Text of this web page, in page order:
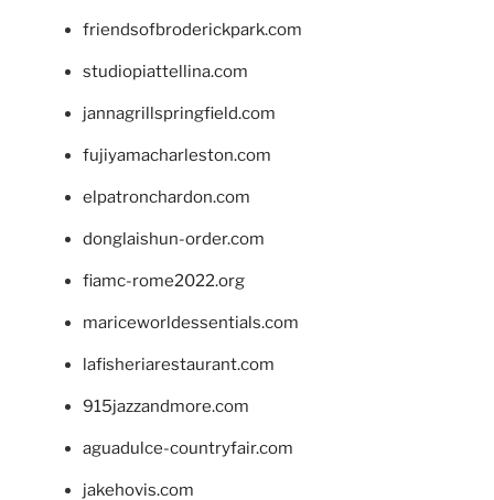
friendsofbroderickpark.com
studiopiattellina.com
jannagrillspringfield.com
fujiyamacharleston.com
elpatronchardon.com
donglaishun-order.com
fiamc-rome2022.org
mariceworldessentials.com
lafisheriarestaurant.com
915jazzandmore.com
aguadulce-countryfair.com
jakehovis.com